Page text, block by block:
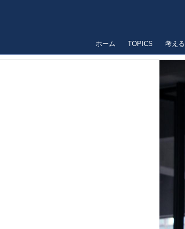
ホーム TOPICS 考え